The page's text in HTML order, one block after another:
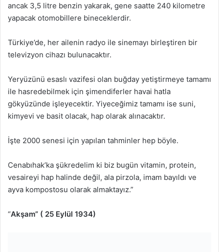
ancak 3,5 litre benzin yakarak, gene saatte 240 kilometre
yapacak otomobillere bineceklerdir.
Türkiye’de, her ailenin radyo ile sinemayı birleştiren bir
televizyon cihazı bulunacaktır.
Yeryüzünü esaslı vazifesi olan buğday yetiştirmeye tamamı
ile hasredebilmek için şimendiferler havai hatla
gökyüzünde işleyecektir. Yiyeceğimiz tamamı ise suni,
kimyevi ve basit olacak, hap olarak alınacaktır.
İşte 2000 senesi için yapılan tahminler hep böyle.
Cenabıhak’ka şükredelim ki biz bugün vitamin, protein,
vesaireyi hap halinde değil, ala pirzola, imam bayıldı ve
ayva kompostosu olarak almaktayız.”
“Akşam” ( 25 Eylül 1934)